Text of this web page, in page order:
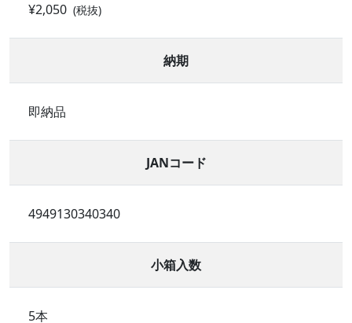
¥2,050 (税抜)
納期
即納品
JANコード
4949130340340
小箱入数
5本